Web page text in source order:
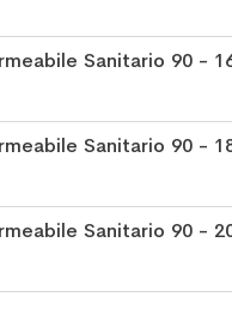
Sanitario 90 -
Sanitario 90 -
Sanitario 90 -